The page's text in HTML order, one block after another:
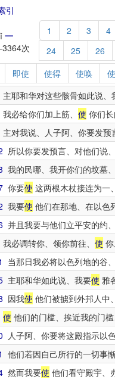
引
一
-3364次
1 2 3 4
24
25 26
即使 使得 使唤
主耶和华对这些骸骨如此说、
我必给你们加上筋、 使 你们长
主对我说、人子阿、你要发
所以你要发预言、对他们说
我的民哪、我开你们的坟墓、
你要使 这两根木杖接连为一
我要使 他们在那地、在以色
并且我要与他们立平安的约
我必调转你、领你前往、 使
当那日我必将以色列地的谷
主耶和华如此说、我要使 雅
因我使 他们被掳到外邦人中
使 他们的门槛、挨近我的门
人子阿、你要将这殿指示以色
他们若因自己所行的一切事
然而我要使 他们看守殿宇、